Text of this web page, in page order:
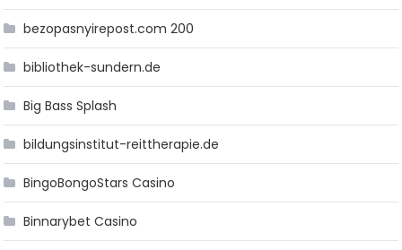
bezopasnyirepost.com 200
bibliothek-sundern.de
Big Bass Splash
bildungsinstitut-reittherapie.de
BingoBongoStars Casino
Binnarybet Casino